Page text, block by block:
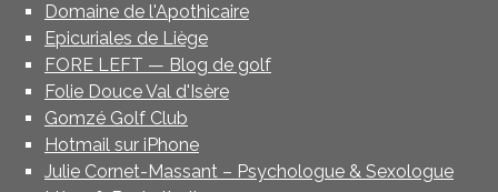
Domaine de l'Apothicaire
Epicuriales de Liège
FORE LEFT — Blog de golf
Folie Douce Val d'Isère
Gomzé Golf Club
Hotmail sur iPhone
Julie Cornet-Massant – Psychologue & Sexologue